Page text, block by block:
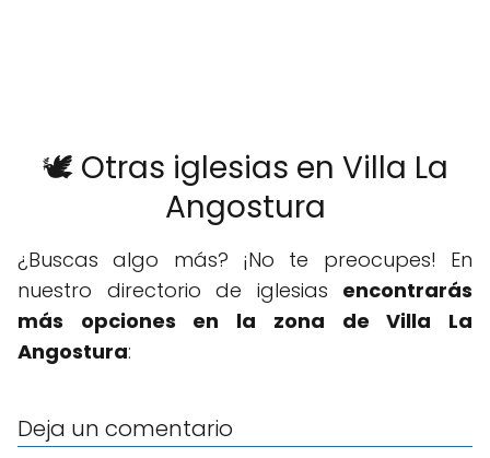
🕊️ Otras iglesias en Villa La
Angostura
¿Buscas algo más? ¡No te preocupes! En
nuestro directorio de iglesias encontrarás
más opciones en la zona de Villa La
Angostura:
Deja un comentario